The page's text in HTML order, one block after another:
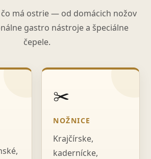
má ostrie — od domácich nožov
gastro nástroje a špeciálne
čepele.
✂️
NOŽNICE
Krajčírske,
kadernícke,